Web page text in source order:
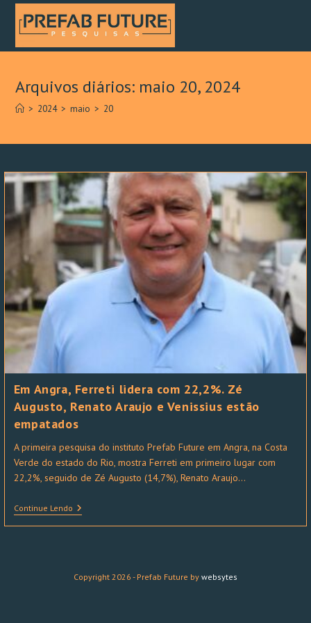
Arquivos diários: maio 20, 2024
> 2024 > maio > 20
Em Angra, Ferreti lidera com 22,2%. Zé
Augusto, Renato Araujo e Venissius estão
empatados
A primeira pesquisa do instituto Prefab Future em Angra, na Costa
Verde do estado do Rio, mostra Ferreti em primeiro lugar com
22,2%, seguido de Zé Augusto (14,7%), Renato Araujo…
Continue Lendo
Copyright 2026 - Prefab Future by websytes